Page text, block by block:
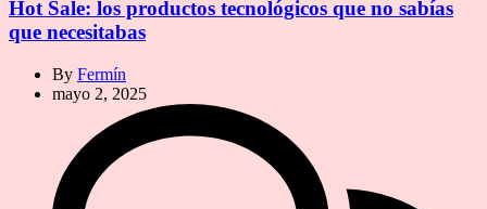
Hot Sale: los productos tecnológicos que no sabías
que necesitabas
By Fermín
mayo 2, 2025